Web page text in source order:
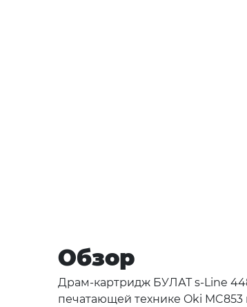
Обзор
Драм-картридж БУЛАТ s-Line
печатающей технике Oki